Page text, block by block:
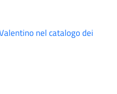
nel catalogo dei